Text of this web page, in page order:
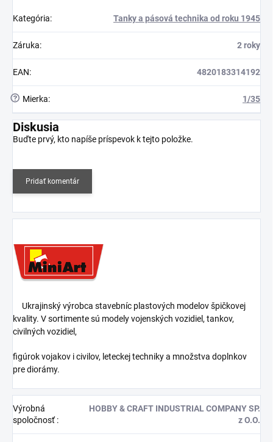
Kategória: Tanky a pásová technika od roku 1945
Záruka: 2 roky
EAN: 4820183314192
? Mierka: 1/35
Diskusia
Buďte prvý, kto napíše príspevok k tejto položke.
Pridať komentár
Ukrajinský výrobca stavebníc plastových modelov špičkovej
kvality. V sortimente sú modely vojenských vozidiel, tankov,
civilných vozidiel,
figúrok vojakov i civilov, leteckej techniky a množstva doplnkov
pre diorámy.
Výrobná
spoločnosť:
HOBBY & CRAFT INDUSTRIAL COMPANY SP.
z O.O.